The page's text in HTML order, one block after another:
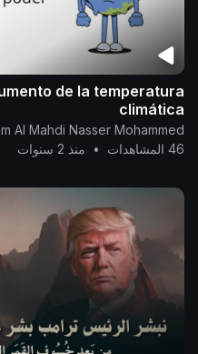
de la temperatura
climática
Al Mahdi Nasser Mohammed
46 المشاهدات
• منذ 2 سنوات